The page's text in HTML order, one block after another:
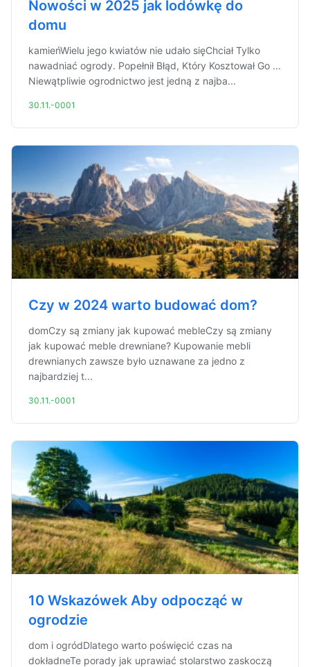
Nowości w 2025 jak lodówkę do
domu
kamieńWielu jego kwiatów nie udało sięChciał Tylko
nawadniać ogrody. Popełnił Błąd, Który Kosztował Go ...
Niewątpliwie ogrodnictwo jest jedną z najba...
30.11.-0001
Czy w 2024 warto budować dom?
domCzy są zmiany jak kupować mebleCzy są zmiany
jak kupować meble drewniane? Kupowanie mebli
drewnianych zawsze było uznawane za jedno z
najbardziej t...
30.11.-0001
10 Wskazówek Aby odpocząć w
ogrodzie
dom i ogródDlatego warto poświęcić czas na
dokładneTe porady jak uprawiać stolarstwo zaskoczą